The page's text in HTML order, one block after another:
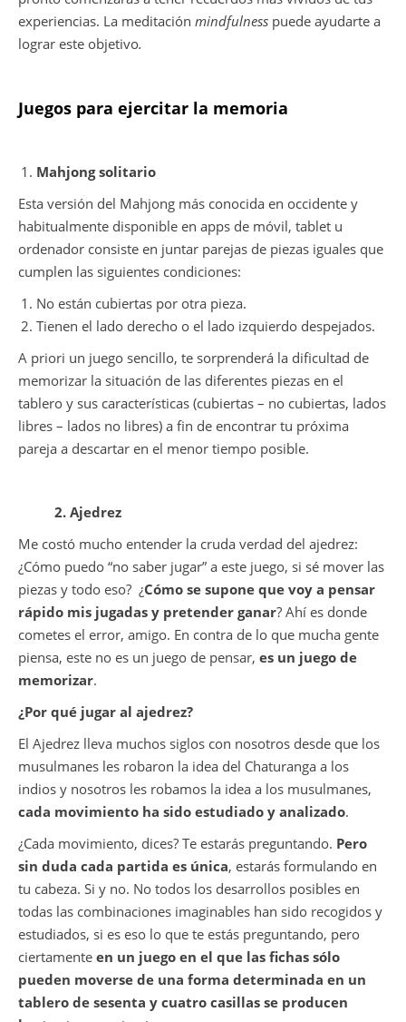
experiencias. La meditación mindfulness puede ayudarte a
lograr este objetivo.
Juegos para ejercitar la memoria
Mahjong solitario
Esta versión del Mahjong más conocida en occidente y
habitualmente disponible en apps de móvil, tablet u
ordenador consiste en juntar parejas de piezas iguales que
cumplen las siguientes condiciones:
No están cubiertas por otra pieza.
Tienen el lado derecho o el lado izquierdo despejados.
A priori un juego sencillo, te sorprenderá la dificultad de
memorizar la situación de las diferentes piezas en el
tablero y sus características (cubiertas – no cubiertas, lados
libres – lados no libres) a fin de encontrar tu próxima
pareja a descartar en el menor tiempo posible.
2. Ajedrez
Me costó mucho entender la cruda verdad del ajedrez:
¿Cómo puedo “no saber jugar” a este juego, si sé mover las
piezas y todo eso? ¿Cómo se supone que voy a pensar
rápido mis jugadas y pretender ganar? Ahí es donde
cometes el error, amigo. En contra de lo que mucha gente
piensa, este no es un juego de pensar, es un juego de
memorizar.
¿Por qué jugar al ajedrez?
El Ajedrez lleva muchos siglos con nosotros desde que los
musulmanes les robaron la idea del Chaturanga a los
indios y nosotros les robamos la idea a los musulmanes,
cada movimiento ha sido estudiado y analizado.
¿Cada movimiento, dices? Te estarás preguntando. Pero
sin duda cada partida es única, estarás formulando en
tu cabeza. Si y no. No todos los desarrollos posibles en
todas las combinaciones imaginables han sido recogidos y
estudiados, si es eso lo que te estás preguntando, pero
ciertamente en un juego en el que las fichas sólo
pueden moverse de una forma determinada en un
tablero de sesenta y cuatro casillas se producen